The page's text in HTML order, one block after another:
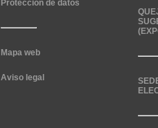
Protección de datos
Mapa web
Aviso legal